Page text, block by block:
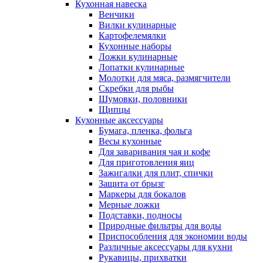
Кухонная навеска
Венчики
Вилки кулинарные
Картофелемялки
Кухонные наборы
Ложки кулинарные
Лопатки кулинарные
Молотки для мяса, размягчители
Скребки для рыбы
Шумовки, половники
Щипцы
Кухонные аксессуары
Бумага, пленка, фольга
Весы кухонные
Для заваривания чая и кофе
Для приготовления яиц
Зажигалки для плит, спички
Защита от брызг
Маркеры для бокалов
Мерные ложки
Подставки, подносы
Природные фильтры для воды
Приспособления для экономии воды
Различные аксессуары для кухни
Рукавицы, прихватки